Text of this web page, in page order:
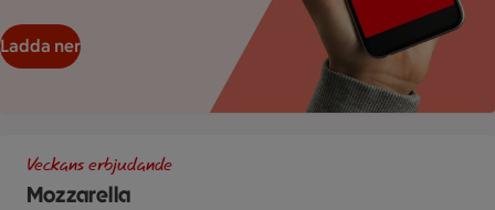
Ladda ner
Mozzarella
Veckans erbjudande